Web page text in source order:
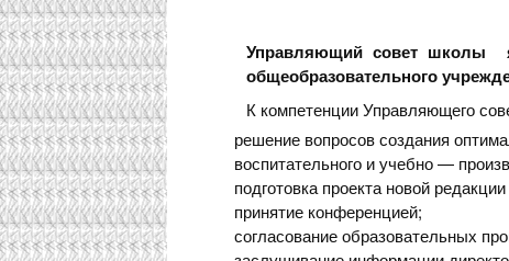
Управляющий совет школы
общеобразовательного
К компетенции Управляющего
решение вопросов создания
воспитательного и учебно —
подготовка проекта новой
принятие конференцией;
согласование образовательных